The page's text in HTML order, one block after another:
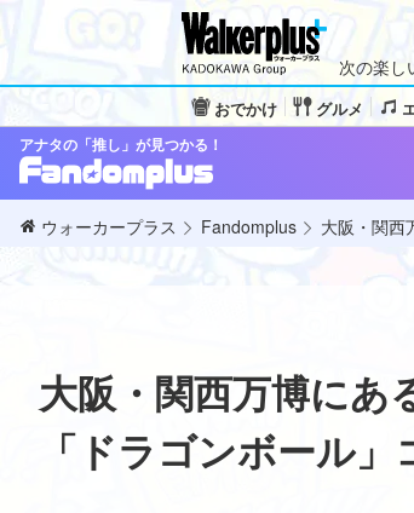
次の楽し
おでかけ グルメ
アナタの「推し」が見つかる！
ウォーカープラス Fandomplus 大阪・関西
大阪・関西万博にあ
「ドラゴンボール